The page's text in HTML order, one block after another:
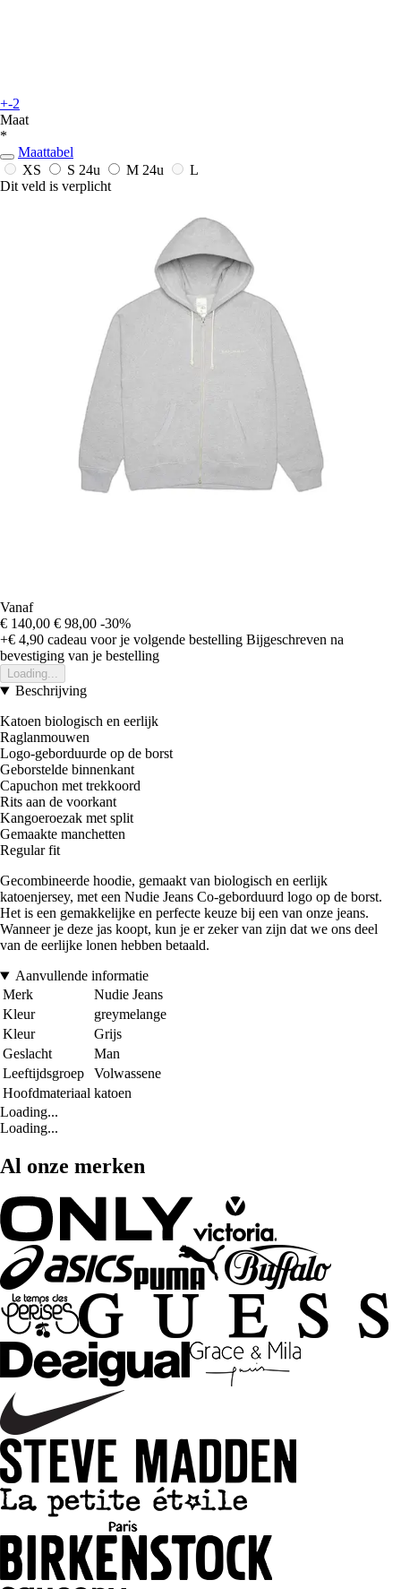
+-2
Maat
*
Maattabel
XS
S 24u M 24u
L
Dit veld is verplicht
Vanaf
€ 140,00 € 98,00 -30%
+€ 4,90 cadeau voor je volgende bestelling Bijgeschreven na
bevestiging van je bestelling
Loading...
Beschrijving
Katoen biologisch en eerlijk
Raglanmouwen
Logo-geborduurde op de borst
Geborstelde binnenkant
Capuchon met trekkoord
Rits aan de voorkant
Kangoeroezak met split
Gemaakte manchetten
Regular fit
Gecombineerde hoodie, gemaakt van biologisch en eerlijk
katoenjersey, met een Nudie Jeans Co-geborduurd logo op de borst.
Het is een gemakkelijke en perfecte keuze bij een van onze jeans.
Wanneer je deze jas koopt, kun je er zeker van zijn dat we ons deel
van de eerlijke lonen hebben betaald.
Aanvullende informatie
Merk
Nudie Jeans
Kleur
greymelange
Kleur
Grijs
Geslacht
Man
Leeftijdsgroep
Volwassene
Hoofdmateriaal katoen
Loading...
Loading...
Al onze merken